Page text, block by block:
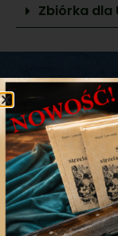
Zbiórka dla
Pomoc,
Zbiórka dla